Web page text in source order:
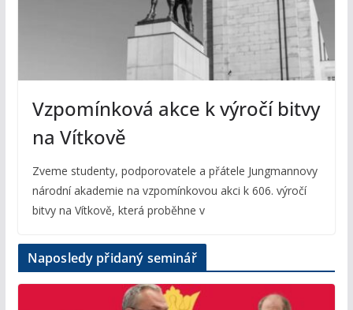
Vzpomínková akce k výročí bitvy
na Vítkově
Zveme studenty, podporovatele a přátele Jungmannovy
národní akademie na vzpomínkovou akci k 606. výročí
bitvy na Vítkově, která proběhne v
Naposledy přidaný seminář